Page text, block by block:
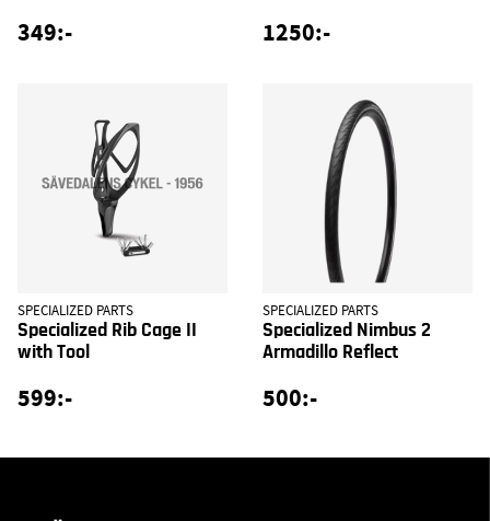
349:- 1250:-
SPECIALIZED PARTS
Specialized Rib Cage II
with Tool
599:-
SPECIALIZED PARTS
Specialized Nimbus 2
Armadillo Reflect
500:-